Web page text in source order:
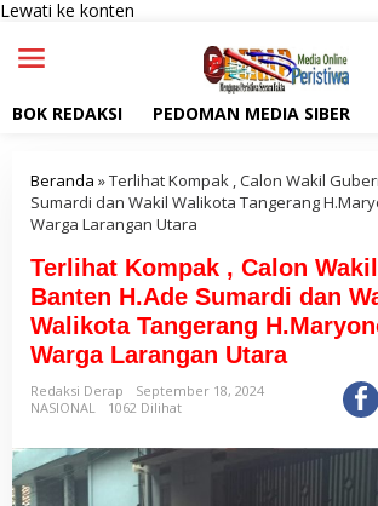
Lewati ke konten
BOK REDAKSI PEDOMAN MEDIA SIBER
Beranda »Terlihat Kompak , Calon Wakil
Sumardi dan Wakil Walikota Tangerang
Warga Larangan Utara
Terlihat Kompak , Calon
Banten H.Ade Sumardi dan
Walikota Tangerang
Warga Larangan Utara
Redaksi Derap
September 18, 2024
NASIONAL
1062 Dilihat